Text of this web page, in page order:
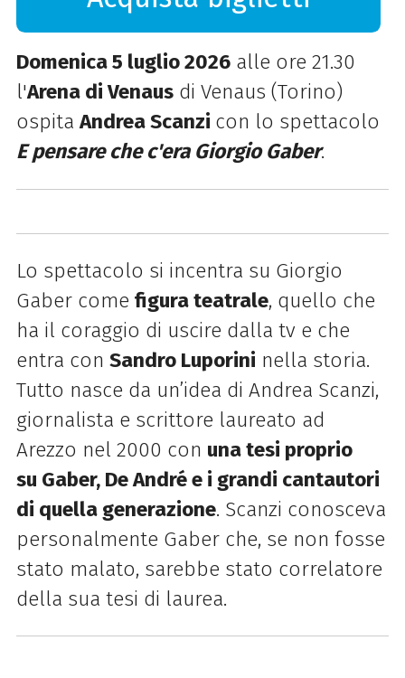
Domenica 5 luglio 2026alle ore 21.30
l'Arena di Venausdi Venaus (Torino)
ospitaAndrea Scanzi con lo spettacolo
E pensare che c'era Giorgio Gaber.
Lo spettacolo si incentra su Giorgio
Gaber come figura teatrale, quello che
ha il coraggio di uscire dalla tv e che
entra con Sandro Luporini nella storia.
Tutto nasce da un’idea di Andrea Scanzi,
giornalista e scrittore laureato ad
Arezzo nel 2000 con una tesi proprio
su Gaber, De André e i grandi cantautori
di quella generazione. Scanzi conosceva
personalmente Gaber che, se non fosse
stato malato, sarebbe stato correlatore
della sua tesi di laurea.